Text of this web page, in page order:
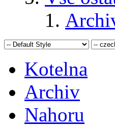
Kotelna
Archiv
Nahoru